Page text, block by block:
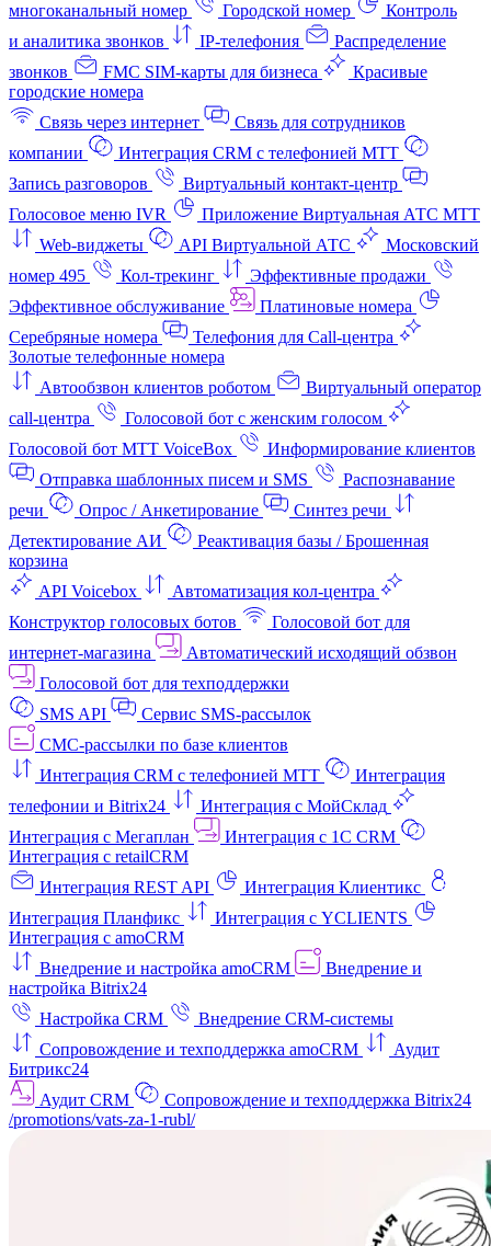
многоканальный номер
Городской номер
Контроль
и аналитика звонков
IP-телефония
Распределение
звонков
FMC SIM-карты для бизнеса
Красивые
городские номера
Связь через интернет
Связь для сотрудников
компании
Интеграция CRM с телефонией МТТ
Запись разговоров
Виртуальный контакт‑центр
Голосовое меню IVR
Приложение Виртуальная АТС МТТ
Web-виджеты
API Виртуальной АТС
Московский
номер 495
Кол-трекинг
Эффективные продажи
Эффективное обслуживание
Платиновые номера
Серебряные номера
Телефония для Call-центра
Золотые телефонные номера
Автообзвон клиентов роботом
Виртуальный оператор
call-центра
Голосовой бот с женским голосом
Голосовой бот МТТ VoiceBox
Информирование клиентов
Отправка шаблонных писем и SMS
Распознавание
речи
Опрос / Анкетирование
Синтез речи
Детектирование АИ
Реактивация базы / Брошенная
корзина
API Voicebox
Автоматизация кол‑центра
Конструктор голосовых ботов
Голосовой бот для
интернет‑магазина
Автоматический исходящий обзвон
Голосовой бот для техподдержки
SMS API
Сервис SMS-рассылок
СМС-рассылки по базе клиентов
Интеграция CRM с телефонией МТТ
Интеграция
телефонии и Bitrix24
Интеграция с МойСклад
Интеграция с Мегаплан
Интеграция с 1C CRM
Интеграция с retailCRM
Интеграция REST API
Интеграция Клиентикс
Интеграция Планфикс
Интеграция с YCLIENTS
Интеграция с amoCRM
Внедрение и настройка amoCRM
Внедрение и
настройка Bitrix24
Настройка CRM
Внедрение CRM-системы
Сопровождение и техподдержка amoCRM
Аудит
Битрикс24
Аудит CRM
Сопровождение и техподдержка Bitrix24
/promotions/vats-za-1-rubl/